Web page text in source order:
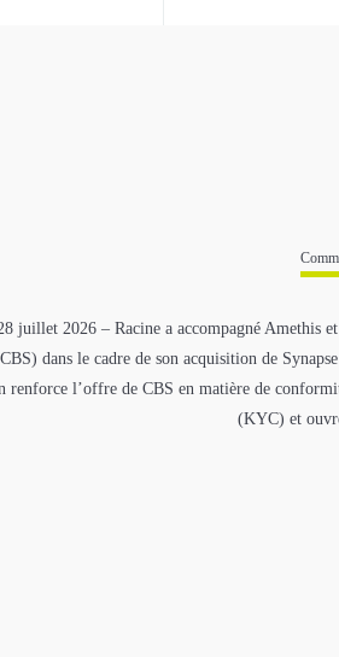
juillet 2026 – Racine a accompagné Amethis
dans le cadre de son acquisition de
renforce l’offre de CBS en matière de
(KYC) et